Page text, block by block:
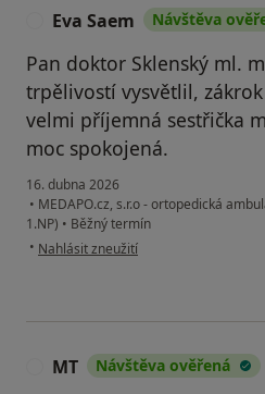
Eva Saem Návštěva
Pan doktor Sklenský ml.
trpělivostí vysvětlil,
velmi příjemná sestřička
moc spokojená.
16. dubna 2026
• MEDAPO.cz, s.r.o - ortopedická
1.NP) • Běžný termín
• podle názoru uživatele Eva Saem
Nahlásit zneužití
MT Návštěva ověřená